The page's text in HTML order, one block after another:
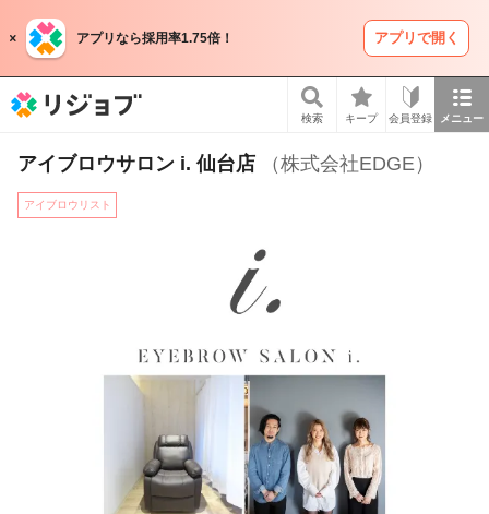
アプリなら採用率1.75倍！ アプリで開く
検索 キープ 会員登録 メニュー
アイブロウサロン i. 仙台店 （株式会社EDGE）
アイブロウリスト